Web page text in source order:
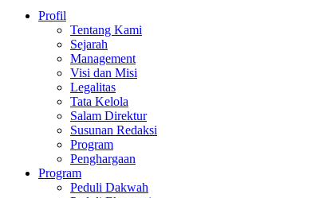
Profil
Tentang Kami
Sejarah
Management
Visi dan Misi
Legalitas
Tata Kelola
Salam Direktur
Susunan Redaksi
Program
Penghargaan
Program
Peduli Dakwah